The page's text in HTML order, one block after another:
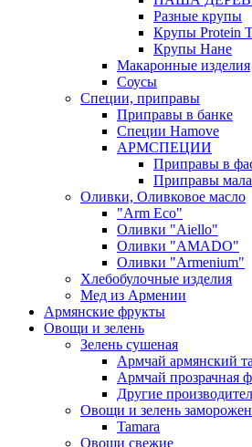
Разные крупы
Крупы Protein
Крупы Нане
Макаронные изделия
Соусы
Специи, приправы
Приправы в банке
Специи Hamove
АРМСПЕЦИИ
Приправы в
Приправы
Оливки, Оливковое масло
"Arm Eco"
Оливки "Aiello"
Оливки "AMADO"
Оливки "Armenium"
Хлебобулочные изделия
Мед из Армении
Армянские фрукты
Овощи и зелень
Зелень сушеная
Армчай армянский
Армчай прозрачная
Другие
Овощи и зелень
Tamara
Овощи свежие